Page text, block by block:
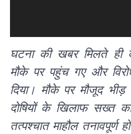
घटना की खबर मिलते ही
मौके पर पहुंच गए और
दिया। मौके पर मौजूद
दोषियों के खिलाफ सख्त
तत्पश्चात माहौल